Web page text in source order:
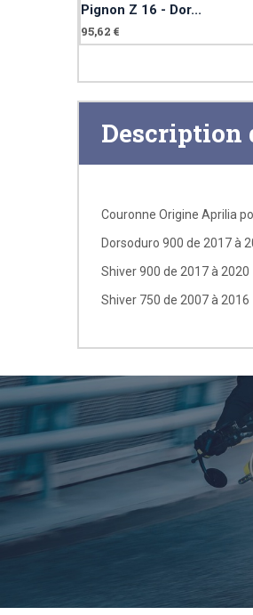
Pignon Z 16 - Dor...
95,62 €
Description
Couronne Origine Aprilia
Dorsoduro 900 de 2017 à
Shiver 900 de 2017 à 2020
Shiver 750 de 2007 à 2016